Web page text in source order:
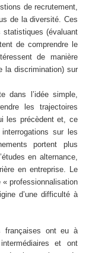
de recrutement,
de la diversité. Ces
statistiques (évaluant
de comprendre le
de manière
la discrimination) sur
dans l’idée simple,
les trajectoires
les précèdent et, ce
sur les
portent plus
en alternance,
en entreprise. Le
professionnalisation
d’une difficulté à
françaises ont eu à
et ont